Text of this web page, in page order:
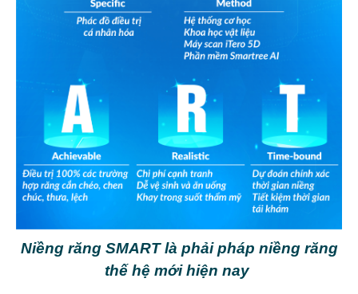
Niềng răng SMART là phải pháp niềng răng
thế hệ mới hiện nay